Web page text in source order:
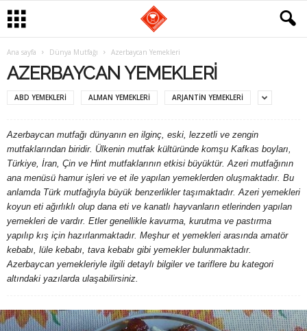
y
Ana sayfa Dünya Mutfağı Azerbaycan Yemekleri
AZERBAYCAN YEMEKLERI
ABD YEMEKLERI ALMAN YEMEKLERI ARJANTIN YEMEKLERI
Azerbaycan mutfağı dünyanın en ilginç, eski, lezzetli ve zengin
mutfaklarından biridir. Ülkenin mutfak kültüründe komşu Kafkas boyları,
Türkiye, İran, Çin ve Hint mutfaklarının etkisi büyüktür. Azeri mutfağının
ana menüsü hamur işleri ve et ile yapılan yemeklerden oluşmaktadır. Bu
anlamda Türk mutfağıyla büyük benzerlikler taşımaktadır. Azeri yemekleri
koyun eti ağırlıklı olup dana eti ve kanatlı hayvanların etlerinden yapılan
yemekleri de vardır. Etler genellikle kavurma, kurutma ve pastırma
yapılıp kış için hazırlanmaktadır. Meşhur et yemekleri arasında amatör
kebabı, lüle kebabı, tava kebabı gibi yemekler bulunmaktadır.
Azerbaycan yemekleriyle ilgili detaylı bilgiler ve tariflere bu kategori
altındaki yazılarda ulaşabilirsiniz.